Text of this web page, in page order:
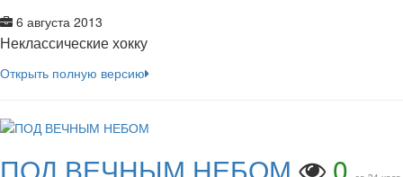
6 августа 2013
Неклассические хокку
Открыть полную версию